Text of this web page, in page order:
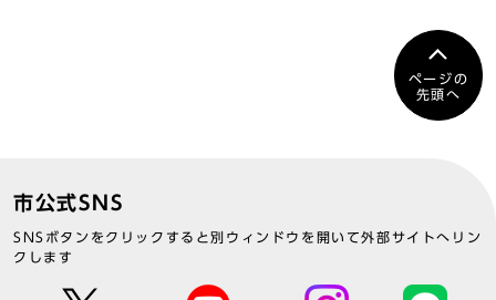
ページの
先頭へ
市公式SNS
SNSボタンをクリックすると別ウィンドウを開いて外部サイトへリン
クします